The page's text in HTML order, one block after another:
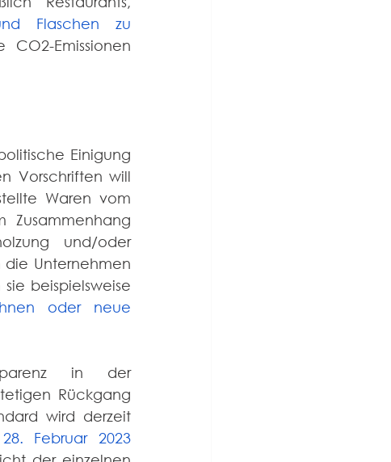
Flaschen zu
Emissionen
Einigung
Vorschriften will
Waren vom
und/oder
die Unternehmen
oder neue
in der
Rückgang
wird derzeit
Februar 2023